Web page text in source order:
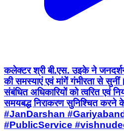
कलेक्टर श्री बी.एस. उइके ने
की समस्याएं एवं मांगें गंभीरता से
संबंधित अधिकारियों को त्वरित एवं
समयबद्ध निराकरण सुनिश्चित करने के
#JanDarshan
#PublicService